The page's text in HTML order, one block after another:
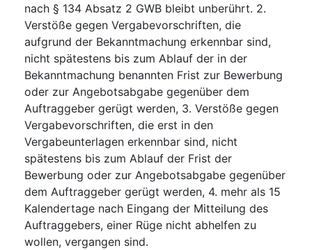
nach § 134 Absatz 2 GWB bleibt unberührt. 2.
Verstöße gegen Vergabevorschriften, die
aufgrund der Bekanntmachung erkennbar sind,
nicht spätestens bis zum Ablauf der in der
Bekanntmachung benannten Frist zur Bewerbung
oder zur Angebotsabgabe gegenüber dem
Auftraggeber gerügt werden, 3. Verstöße gegen
Vergabevorschriften, die erst in den
Vergabeunterlagen erkennbar sind, nicht
spätestens bis zum Ablauf der Frist der
Bewerbung oder zur Angebotsabgabe gegenüber
dem Auftraggeber gerügt werden, 4. mehr als 15
Kalendertage nach Eingang der Mitteilung des
Auftraggebers, einer Rüge nicht abhelfen zu
wollen, vergangen sind.